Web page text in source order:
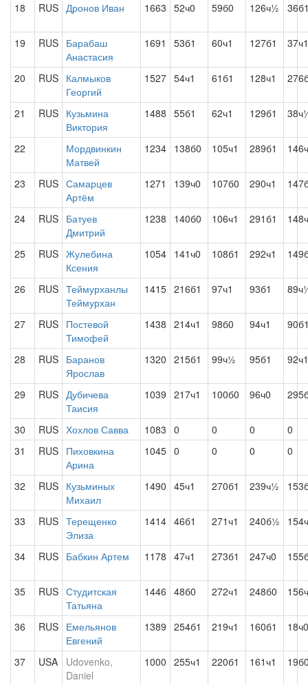
18 RUS Дронов Иван 1663 52ч0 59б0 126ч½
19 RUS Барабаш
Анастасия
1691 53б1 60ч1 127б1 37ч1
20 RUS Калмыков
Георгий
1527 54ч1 61б1 128ч1
21 RUS Кузьмина
Виктория
1488 55б1 62ч1 129б1
22
Мордвинкин
Матвей
1234 138б0 105ч1 289б1
23 RUS Самарцев
Артём
1271 139ч0 107б0 290ч1
24 RUS Батуев
Дмитрий
1238 140б0 106ч1 291б1
25 RUS Жулебина
Ксения
1054 141ч0 108б1 292ч1
26 RUS Теймурханлы
Теймурхан
1415 216б1 97ч1 93б1
27 RUS Постевой
Тимофей
1438 214ч1 98б0 94ч1
28 RUS Баранов
Ярослав
1320 215б1 99ч½ 95б1 92ч1
29 RUS Дубичева
Таисия
1039 217ч1 100б0 96ч0
30 RUS Хохлов Савва 1083 0 0 0
0
31
RUS Пиховкина
Арина
1045 0 0 0 0
32 RUS Кузьминых
Михаил
1490 45ч1 270б1 239ч½
33 RUS Терещенко
Элиза
1414 46б1 271ч1 240б½
34 RUS Бабкин Артем 1178 47ч1 273б1 247ч0
35 RUS Студитская
Татьяна
1446 48б0 272ч1 248б0
36 RUS Емельянов
Евгений
1389 254б1 219ч1 160б1 18ч0
37 USA
Udovenko,
Daniel
1000 255ч1 220б1 161ч1